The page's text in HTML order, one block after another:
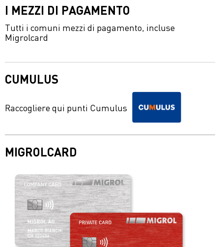
I MEZZI DI PAGAMENTO
Tutti i comuni mezzi di pagamento, incluse
Migrolcard
CUMULUS
Raccogliere qui punti Cumulus
MIGROLCARD